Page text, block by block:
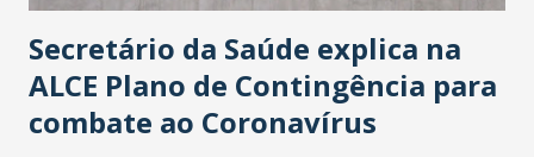
Secretário da Saúde explica na
ALCE Plano de Contingência para
combate ao Coronavírus